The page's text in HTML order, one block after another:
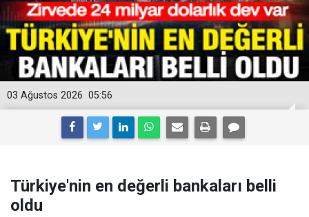
05:56
03 Ağustos 2026
Türkiye'nin en değerli bankaları belli
oldu